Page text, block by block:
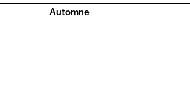
Automne